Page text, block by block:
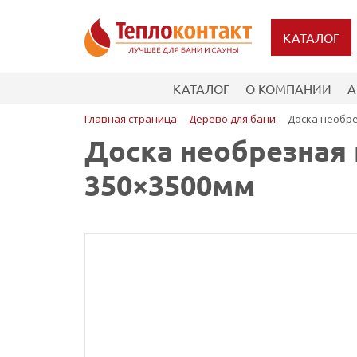
КАТАЛОГ
КАТАЛОГ О КОМПАНИИ
Главная страница Дерево для бани Доска
Доска необрезная
350×3500мм